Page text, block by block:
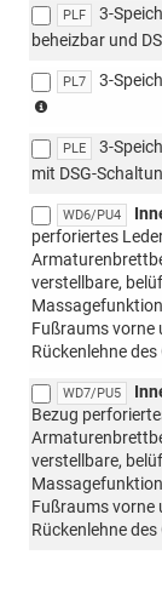
mit
PLF
3-
beheizbar und
PL7
3-
Loft
kombinierbar)
PLE
3-
mit DSG-
WD6/PU4
perforiertes
verstellbare,
Fußraums vorne
Rückenlehne
WD7/PU5
Bezug
verstellbare,
Fußraums vorne
Rückenlehne